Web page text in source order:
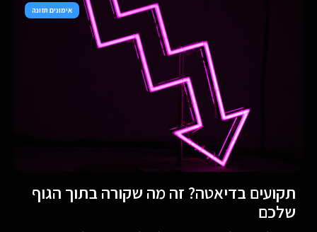
תקועים בדיאטה? זה מה שקורה בתוך הגוף
שלכם
אימונים תזונה